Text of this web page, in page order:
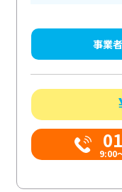
事業
9:00